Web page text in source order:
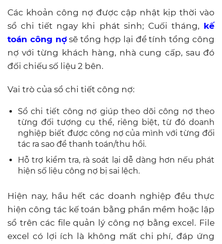
Các khoản công nợ được cập nhật kịp thời vào
sổ chi tiết ngay khi phát sinh; Cuối tháng, kế
toán công nợsẽ tổng hợp lại để tính tổng công
nợ với từng khách hàng, nhà cung cấp, sau đó
đối chiếu số liệu 2 bên.
Vai trò của sổ chi tiết công nợ:
Sổ chi tiết công nợ giúp theo dõi công nợ theo
từng đối tượng cụ thể, riêng biệt, từ đó doanh
nghiệp biết được công nợ của mình với từng đối
tác ra sao để thanh toán/thu hồi.
Hỗ trợ kiểm tra, rà soát lại dễ dàng hơn nếu phát
hiện số liệu công nợ bị sai lệch.
Hiện nay, hầu hết các doanh nghiệp đều thực
hiện công tác kế toán bằng phần mềm hoặc lập
sổ trên các file quản lý công nợ bằng excel. File
excel có lợi ích là không mất chi phí, đáp ứng